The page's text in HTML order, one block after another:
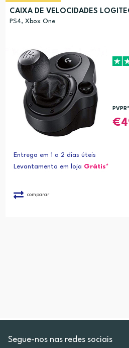
CAIXA DE VELOCIDADES
PS4, Xbox One
PVPR*
Entrega em 1 a 2 dias úteis
Levantamento em loja Grátis*
comparar
Segue-nos nas redes sociais